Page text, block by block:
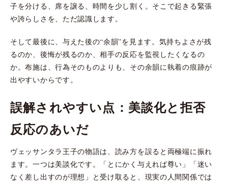
子を分ける、席を譲る、時間を少し割く。そこで起きる緊張
や誇らしさを、ただ認識します。
そして最後に、与えた後の“余韻”を見ます。気持ちよさが残
るのか、後悔が残るのか、相手の反応を監視したくなるの
か。布施は、行為そのものよりも、その余韻に執着の痕跡が
出やすいからです。
誤解されやすい点：美談化と拒否
反応のあいだ
ヴェッサンタラ王子の物語は、読み方を誤ると両極端に振れ
ます。一つは美談化です。「とにかく与えれば尊い」「迷い
なく差し出すのが理想」と受け取ると、現実の人間関係では